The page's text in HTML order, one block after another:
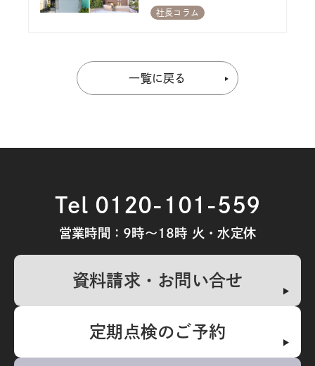
宅）の可能性 パー
ト⑤
社長コラム
一覧に戻る
Tel 0120-101-559
営業時間：9時～18時 火・水定休
資料請求・お問い合せ
定期点検のご予約